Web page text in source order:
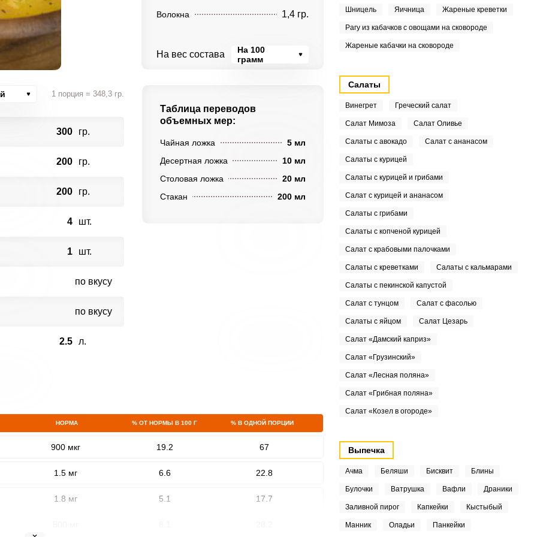
Волокна 1,4 гр.
На вес состава
На 100
грамм
1 порция = 348,3 гр.
300 гр.
200 гр.
200 гр.
4 шт.
1 шт.
по вкусу
по вкусу
2.5 л.
Таблица переводов
объемных мер:
Чайная ложка
5 мл
Десертная ложка
10 мл
Столовая ложка
20 мл
Стакан
200 мл
НОРМА % ОТ НОРМЫ В 100 Г % В ОДНОЙ ПОРЦИИ
900 мкг 19.2 67
1.5 мг 6.6 22.8
1.8 мг 5.1 17.7
Шницель Яичница Жареные креветки
Рагу из кабачков с овощами на сковороде
Жареные кабачки на сковороде
Салаты
Винегрет Греческий салат
Салат Мимоза Салат Оливье
Салаты с авокадо Салат с ананасом
Салаты с курицей
Салаты с курицей и грибами
Салат с курицей и ананасом
Салаты с грибами
Салаты с копченой курицей
Салат с крабовыми палочками
Салаты с креветками Салаты с кальмарами
Салаты с пекинской капустой
Салат с тунцом Салат с фасолью
Салаты с яйцом Салат Цезарь
Салат «Дамский каприз»
Салат «Грузинский»
Салат «Лесная поляна»
Салат «Грибная поляна»
Салат «Козел в огороде»
Выпечка
Ачма Беляши Бисквит Блины
Булочки Ватрушка Вафли Драники
Заливной пирог Капкейки Кыстыбый
Манник Оладьи Панкейки